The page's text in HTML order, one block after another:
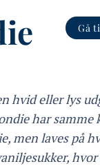
Gå
hvid eller lys
har samme
men laves på